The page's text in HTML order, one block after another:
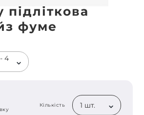
підліткова
фуме
4
Кількість 1 шт.